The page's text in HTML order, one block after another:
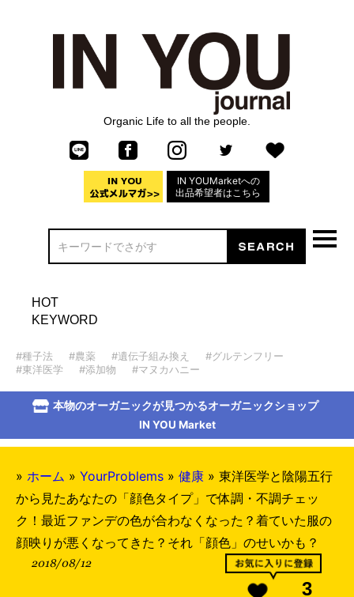
Organic Life to all the people.
IN YOUMarketへの
出品希望者はこちら
HOT
KEYWORD
#種子法 #農薬 #遺伝子組み換え
#グルテンフリー
#東洋医学
#添加物 #マヌカハニー
本物のオーガニックが見つかるオーガニックショップ
IN YOU Market
» ホーム » YourProblems » 健康 » 東洋医学と陰陽五行
から見たあなたの「顔色タイプ」で体調・不調チェッ
ク！最近ファンデの色が合わなくなった？着ていた服の
顔映りが悪くなってきた？それ「顔色」のせいかも？
2018/08/12
3